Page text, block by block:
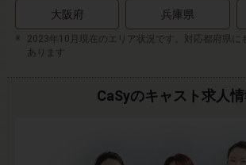
大阪府 兵庫県
2023年10月現在のエリア状況です。対応都府県に
あります
CaSyのキャスト求人